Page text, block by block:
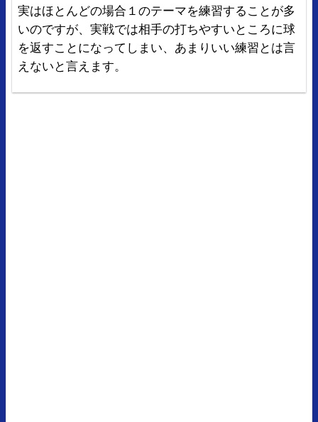
実はほとんどの場合１のテーマを練習することが多
いのですが、実戦では相手の打ちやすいところに球
を返すことになってしまい、あまりいい練習とは言
えないと言えます。